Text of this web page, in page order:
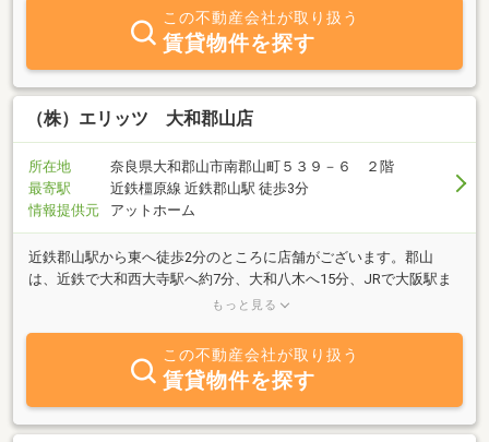
物にも便利です！エリッツは、1986年の創業以来、お客様のご要望
にお応えできる会社としてサービス向上に努めてまいりました。大
和郡山市を中心に奈良県下でのお部屋探しは「エリッツ」にお任せ
ください。地元に精通した営業スタッフがお客様にピッタリのお部
屋をご紹介いたします。オンライン接客オンライン内見も対応可能
です。
この不動産会社が取り扱う
賃貸物件を探す
（株）エリッツ 大和郡山店
所在地
奈良県大和郡山市南郡山町５３９－６ ２階
最寄駅
近鉄橿原線 近鉄郡山駅 徒歩3分
情報提供元
アットホーム
近鉄郡山駅から東へ徒歩2分のところに店舗がございます。郡山
は、近鉄で大和西大寺駅へ約7分、大和八木へ15分、JRで大阪駅ま
で48分、通勤・通学に便利です！近鉄郡山駅からバス乗車13分、JR
物にも便利です！エリッツは、1986年の創業以来、お客様のご要望
にお応えできる会社としてサービス向上に努めてまいりました。大
和郡山市を中心に奈良県下でのお部屋探しは「エリッツ」にお任せ
ください。地元に精通した営業スタッフがお客様にピッタリのお部
屋をご紹介いたします。オンライン接客オンライン内見も対応可能
もっと見る
この不動産会社が取り扱う
賃貸物件を探す